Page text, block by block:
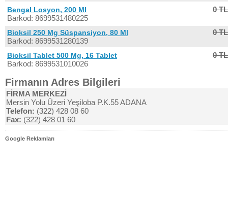
Bengal Losyon, 200 Ml
Barkod: 8699531480225
0 TL
Bioksil 250 Mg Süspansiyon, 80 Ml
Barkod: 8699531280139
0 TL
Bioksil Tablet 500 Mg, 16 Tablet
Barkod: 8699531010026
0 TL
Firmanın Adres Bilgileri
FİRMA MERKEZİ
Mersin Yolu Üzeri Yeşiloba P.K.55 ADANA
Telefon: (322) 428 08 60
Fax: (322) 428 01 60
Google Reklamları